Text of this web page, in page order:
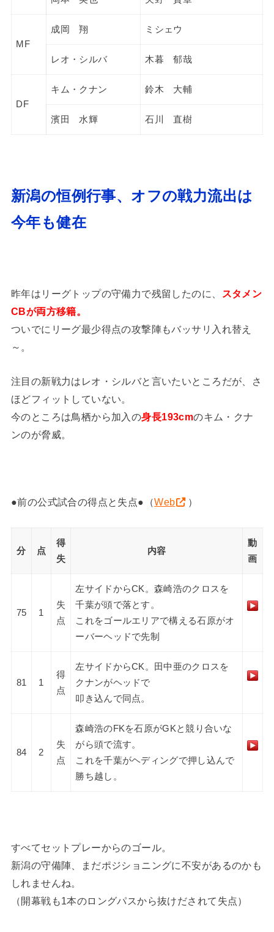
MF
成岡 翔 ミシェウ
レオ・シルバ 木暮 郁哉
DF
キム・クナン 鈴木 大輔
濱田 水輝 石川 直樹
新潟の恒例行事、オフの戦力流出は
今年も健在
昨年はリーグトップの守備力で残留したのに、
スタメン
CBが両方移籍。
ついでにリーグ最少得点の攻撃陣もバッサリ入れ替え
～。
注目の新戦力はレオ・シルバと言いたいところだが、さ
ほどフィットしていない。
今のところは鳥栖から加入の身長193cmのキム・クナ
ンのが脅威。
●前の公式試合の得点と失点●（Web ）
分 点
得
失
内容
動
画
75 1
失
点
左サイドからCK。森崎浩のクロスを
千葉が頭で落とす。
これをゴールエリアで構える石原がオ
ーバーヘッドで先制
81 1
得
点
左サイドからCK。田中亜のクロスを
クナンがヘッドで
叩き込んで同点。
84 2
失
点
森崎浩のFKを石原がGKと競り合いな
がら頭で流す。
これを千葉がヘディングで押し込んで
勝ち越し。
すべてセットプレーからのゴール。
新潟の守備陣、まだポジショニングに不安があるのかも
しれませんね。
（開幕戦も1本のロングパスから抜けだされて失点）